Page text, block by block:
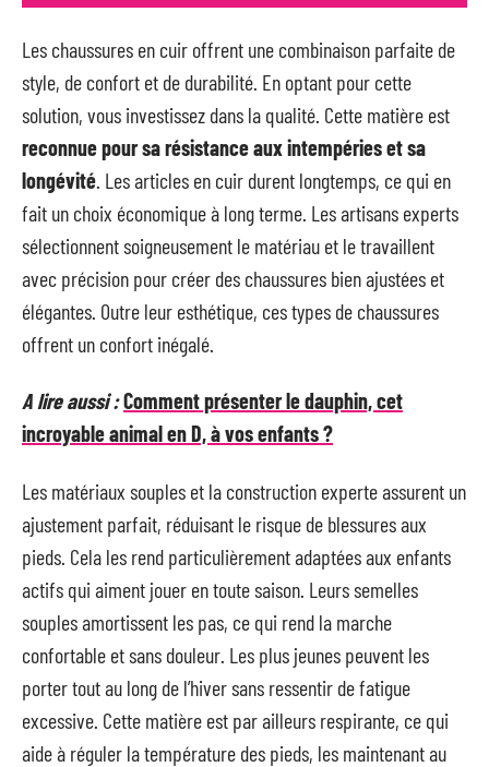
Les chaussures en cuir offrent une combinaison parfaite de
style, de confort et de durabilité. En optant pour cette
solution, vous investissez dans la qualité. Cette matière est
reconnue pour sa résistance aux intempéries et sa
longévité . Les articles en cuir durent longtemps, ce qui en
fait un choix économique à long terme. Les artisans experts
sélectionnent soigneusement le matériau et le travaillent
avec précision pour créer des chaussures bien ajustées et
élégantes. Outre leur esthétique, ces types de chaussures
offrent un confort inégalé.
A lire aussi :Comment présenter le dauphin, cet
incroyable animal en D, à vos enfants ?
Les matériaux souples et la construction experte assurent un
ajustement parfait, réduisant le risque de blessures aux
pieds. Cela les rend particulièrement adaptées aux enfants
actifs qui aiment jouer en toute saison. Leurs semelles
souples amortissent les pas, ce qui rend la marche
confortable et sans douleur. Les plus jeunes peuvent les
porter tout au long de l’hiver sans ressentir de fatigue
excessive. Cette matière est par ailleurs respirante, ce qui
aide à réguler la température des pieds, les maintenant au